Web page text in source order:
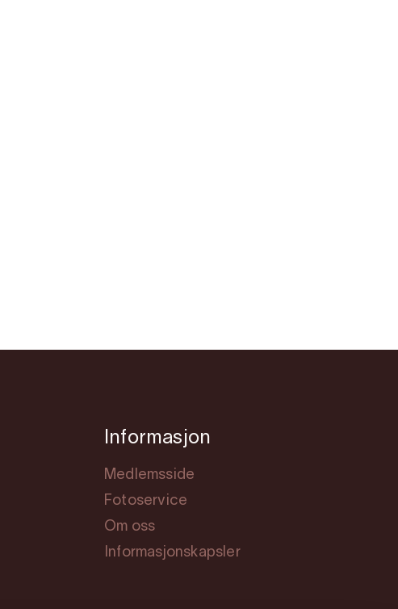
Informasjon
Medlemsside
Fotoservice
Om oss
Informasjonskapsler